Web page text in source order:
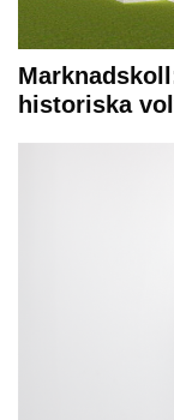
historiska